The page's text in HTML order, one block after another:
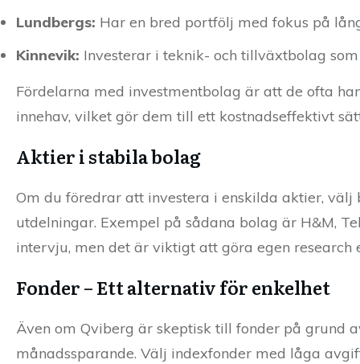
Lundbergs: Har en bred portfölj med fokus på
Kinnevik: Investerar i teknik- och tillväxtbolag
Fördelarna med investmentbolag är att de ofta
innehav, vilket gör dem till ett kostnadseffektivt
Aktier i stabila bolag
Om du föredrar att investera i enskilda aktier,
utdelningar. Exempel på sådana bolag är H&M,
intervju, men det är viktigt att göra egen
Fonder – Ett alternativ för enkelhet
Även om Qviberg är skeptisk till fonder på grund
månadssparande. Välj indexfonder med låga